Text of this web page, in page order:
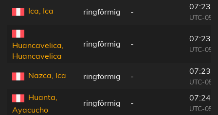
Ica, Ica ringförmig -
UTC-
Huancavelica,
Huancavelica
ringförmig -
UTC-
Nazca, Ica ringförmig -
UTC-
Huanta,
Ayacucho
ringförmig -
UTC-